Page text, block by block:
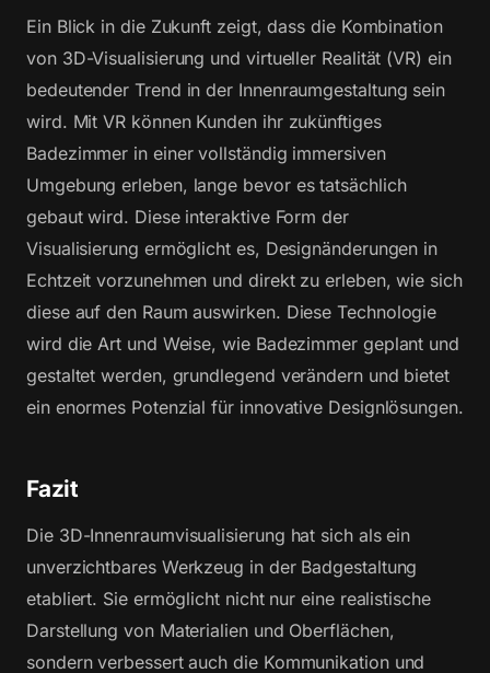
Ein Blick in die Zukunft zeigt, dass die Kombination
von 3D-Visualisierung und virtueller Realität (VR) ein
bedeutender Trend in der Innenraumgestaltung sein
wird. Mit VR können Kunden ihr zukünftiges
Badezimmer in einer vollständig immersiven
Umgebung erleben, lange bevor es tatsächlich
gebaut wird. Diese interaktive Form der
Visualisierung ermöglicht es, Designänderungen in
Echtzeit vorzunehmen und direkt zu erleben, wie sich
diese auf den Raum auswirken. Diese Technologie
wird die Art und Weise, wie Badezimmer geplant und
gestaltet werden, grundlegend verändern und bietet
ein enormes Potenzial für innovative Designlösungen.
Fazit
Die 3D-Innenraumvisualisierung hat sich als ein
unverzichtbares Werkzeug in der Badgestaltung
etabliert. Sie ermöglicht nicht nur eine realistische
Darstellung von Materialien und Oberflächen,
sondern verbessert auch die Kommunikation und